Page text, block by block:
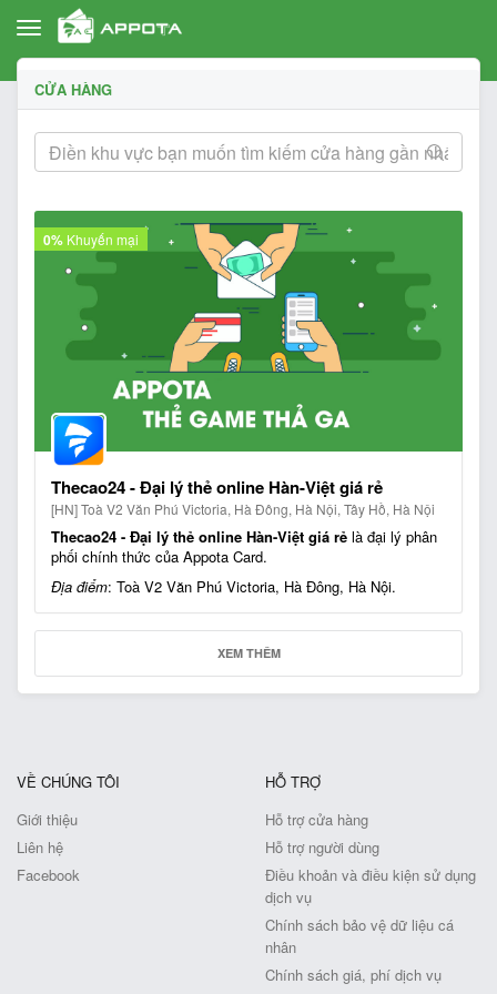
Toggle
navigation
CỬA HÀNG
0% Khuyến mại
Thecao24 - Đại lý thẻ online Hàn-Việt giá rẻ
[HN] Toà V2 Văn Phú Victoria, Hà Đông, Hà Nội, Tây Hồ, Hà Nội
Thecao24 - Đại lý thẻ online Hàn-Việt giá rẻ là đại lý phân
phối chính thức của Appota Card.
Địa điểm: Toà V2 Văn Phú Victoria, Hà Đông, Hà Nội.
Ưu đãi áp dụng tại cửa hàng:
Mua thẻ Appota Card trực tiếp và có cơ hội nhận được nhiều
ưu đãi trong các sự kiện của Appota.
>= 2.000.000đ: phí 1% giá trị giao dịch
Với giao dịch
vui lòng liên hệ trước tới
CH để được phục vụ nhanh chóng và thuận tiện nhất.
---------------------
Mọi yêu cầu hỗ trợ vui lòng liên hệ hotline Appota:
XEM THÊM
VỀ CHÚNG TÔI
Giới thiệu
Liên hệ
Facebook
HỖ TRỢ
Hỗ trợ cửa hàng
Hỗ trợ người dùng
Điều khoản và điều kiện sử dụng
dịch vụ
Chính sách bảo vệ dữ liệu cá
nhân
Chính sách giá, phí dịch vụ